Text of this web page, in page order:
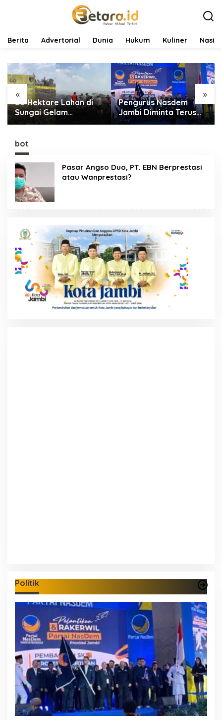
Berita Advertorial Dunia Hukum Kuliner
« »
50 Hektare Lahan di
Sungai Gelam
Terbakar, Ratusan
Water Bombing
Dikerahkan Lakukan
Pemadaman
Pengurus Nasdem
Jambi Diminta Terus
Bekerja dan
bot
Pasar Angso Duo, PT. EBN Berprestasi
atau Wanprestasi?
Politik